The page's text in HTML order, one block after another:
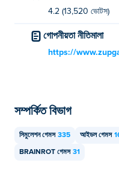
4.2 (13,520 ভোটস)
গোপনীয়তা নীতিমালা
https://
সম্পর্কিত বিভাগ
সিমুলেশন গেমস 335 আইডল গেমস
BRAINROT গেমস 31